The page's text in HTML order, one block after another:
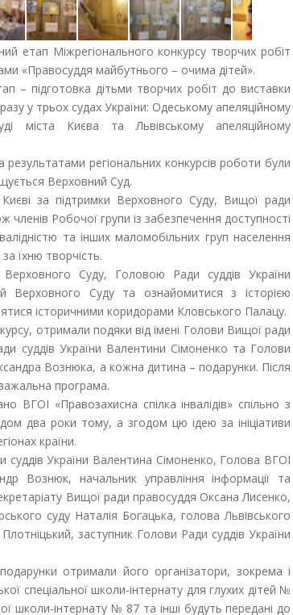
етап Міжрегіонального конкурсу творчих робіт
«Правосуддя майбутнього – очима дітей».
– підготовка дітьми творчих робіт до виставки
у трьох судах України: Одеському апеляційному
міста Києва та Львівському апеляційному
результатами регіональних конкурсів роботи були
Верховний Суд.
за підтримки Верховного Суду, Вищої ради
членів Робочої групи із забезпечення доступності
та інших маломобільних груп населення
їхню творчість.
Суду, Головою Ради суддів України
Верховного Суду та ознайомитися з історією
історичними коридорами Кловського Палацу.
отримали подяки від імені Голови Вищої ради
суддів України Валентини Сімоненко та Голови
Вознюка, а кожна дитина – подарунки. Після
програма.
ВГОІ «Правозахисна спілка інвалідів» спільно з
два роки тому, а згодом цю ідею за ініціативи
країни.
України Валентина Сімоненко, Голова ВГОІ
Вознюк, начальник управління інформації та
Вищої ради правосуддя Оксана Лисенко,
суду Наталія Богацька, голова Львівського
заступник Голови Ради суддів України
отримали його організатори, зокрема і
спеціальної школи-інтернату для глухих дітей №
школи-інтернату № 87 та інші будуть передані до